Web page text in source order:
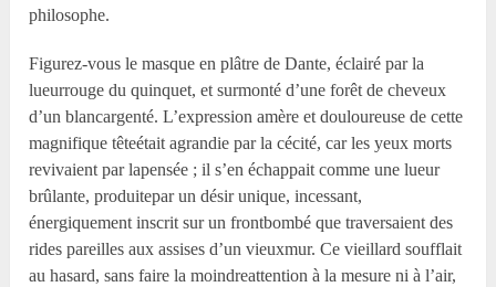
philosophe.
Figurez-vous le masque en plâtre de Dante, éclairé par la
lueurrouge du quinquet, et surmonté d’une forêt de cheveux
d’un blancargenté. L’expression amère et douloureuse de cette
magnifique têteétait agrandie par la cécité, car les yeux morts
revivaient par lapensée ; il s’en échappait comme une lueur
brûlante, produitepar un désir unique, incessant,
énergiquement inscrit sur un frontbombé que traversaient des
rides pareilles aux assises d’un vieuxmur. Ce vieillard soufflait
au hasard, sans faire la moindreattention à la mesure ni à l’air,